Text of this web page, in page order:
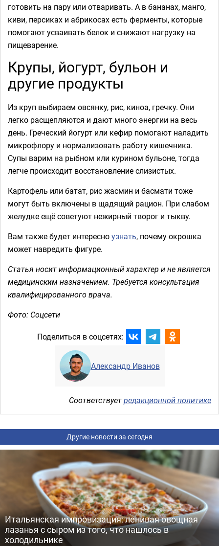
готовить на пару или отваривать. А в бананах, манго,
киви, персиках и абрикосах есть ферменты, которые
помогают усваивать белок и снижают нагрузку на
пищеварение.
Крупы, йогурт, бульон и
другие продукты
Из круп выбираем овсянку, рис, киноа, гречку. Они
легко расщепляются и дают много энергии на весь
день. Греческий йогурт или кефир помогают наладить
микрофлору и нормализовать работу кишечника.
Супы варим на рыбном или курином бульоне, тогда
легче происходит восстановление слизистых.
Картофель или батат, рис жасмин и басмати тоже
могут быть включены в щадящий рацион. При слабом
желудке ещё советуют нежирный творог и тыкву.
Вам также будет интересноузнать, почему окрошка
может навредить фигуре.
Статья носит информационный характер и не является
медицинским назначением. Требуется консультация
квалифицированного врача.
Фото: Соцсети
Поделиться в соцсетях:
Александр Иванов
Соответствуетредакционной политике
Другие новости за сегодня
Итальянская импровизация: ленивая овощная
лазанья с сыром из того, что нашлось в
холодильнике